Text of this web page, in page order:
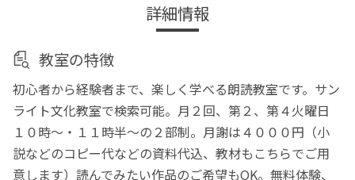
詳細情報
教室の特徴
初心者から経験者まで、楽しく学べる朗読教室です。サン
ライト文化教室で検索可能。月２回、第２、第４火曜日
１０時～・１１時半～の２部制。月謝は４０００円（小
説などのコピー代などの資料代込、教材もこちらでご用
意します）読んでみたい作品のご希望もOK。無料体験、